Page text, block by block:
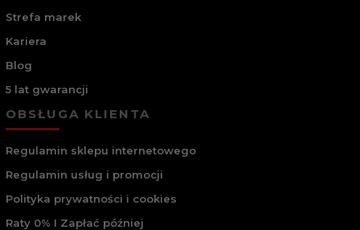
Strefa marek
Kariera
Blog
5 lat gwarancji
OBSŁUGA KLIENTA
Regulamin sklepu internetowego
Regulamin usług i promocji
Polityka prywatności i cookies
Raty 0% I Zapłać później